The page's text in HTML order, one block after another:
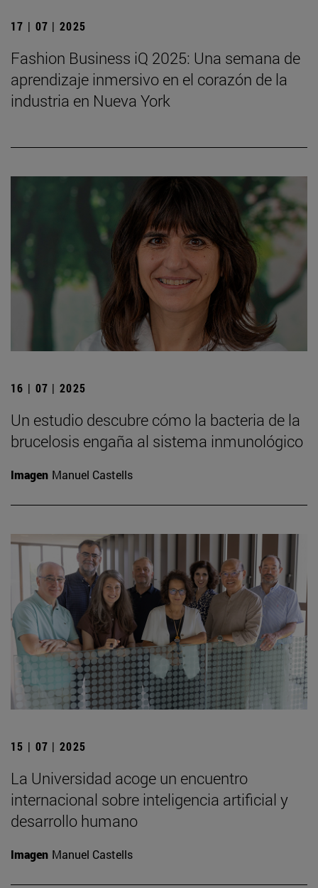
17 | 07 | 2025
Fashion Business iQ 2025: Una semana de
aprendizaje inmersivo en el corazón de la
industria en Nueva York
16 | 07 | 2025
Un estudio descubre cómo la bacteria de la
brucelosis engaña al sistema inmunológico
Imagen Manuel Castells
15 | 07 | 2025
La Universidad acoge un encuentro
internacional sobre inteligencia artificial y
desarrollo humano
Imagen Manuel Castells